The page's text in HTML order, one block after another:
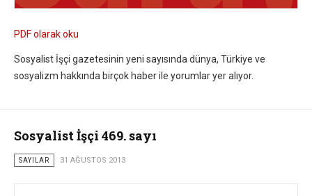
PDF olarak oku
Sosyalist İşçi gazetesinin yeni sayısında dünya, Türkiye ve
sosyalizm hakkında birçok haber ile yorumlar yer alıyor.
Sosyalist İşçi 469. sayı
SAYILAR 31 AĞUSTOS 2013